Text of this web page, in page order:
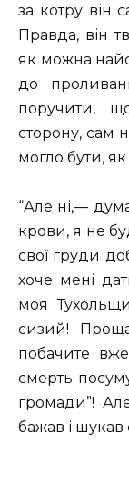
за котру він
Правда, він
як можна
до
поручити,
сторону, сам
могло бути,
“Але ні,—
крови, я не
свої груди
хоче мені
моя
сизий!
побачите
смерть
громади”!
бажав і шукав